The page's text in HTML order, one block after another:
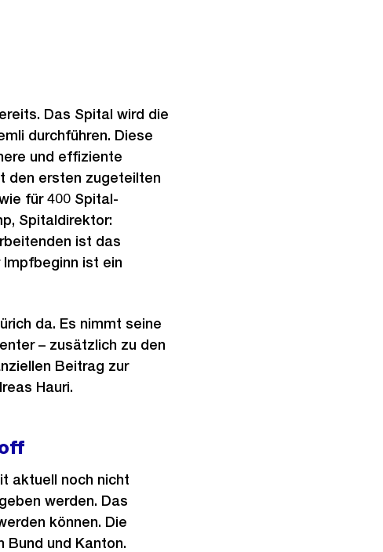
Das Spital wird die
durchführen. Diese
und effiziente
den ersten zugeteilten
für 400 Spital-
Spitaldirektor:
ist das
ist ein
da. Es nimmt seine
– zusätzlich zu den
Beitrag zur
Hauri.
aktuell noch nicht
werden. Das
können. Die
Bund und Kanton.